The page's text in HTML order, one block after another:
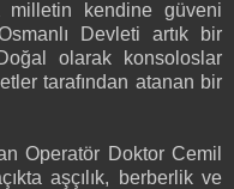
milletin kendine güveni
Devleti artık bir
olarak konsoloslar
tarafından atanan bir
Operatör Doktor Cemil
aşçılık, berberlik ve